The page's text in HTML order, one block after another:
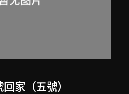
家（五號）